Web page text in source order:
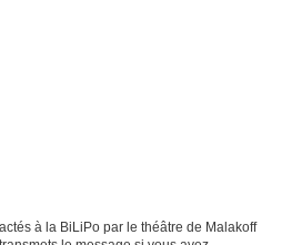
à la BiLiPo par le théâtre de Malakoff